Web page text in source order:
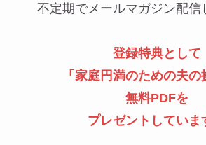
不定期でメールマガジン配信
登録特典として
「 家庭円満のための夫の
無料PDFを
プレゼントしていま